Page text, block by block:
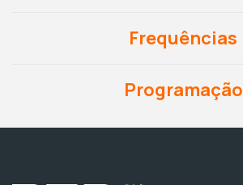
Frequências
Programação